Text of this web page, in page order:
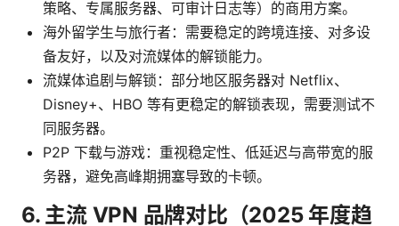
策略、专属服务器、可审计日志等）的商用方案。
海外留学生与旅行者：需要稳定的跨境连接、对多设
备友好，以及对流媒体的解锁能力。
流媒体追剧与解锁：部分地区服务器对 Netflix、
Disney+、HBO 等有更稳定的解锁表现，需要测试不
同服务器。
P2P 下载与游戏：重视稳定性、低延迟与高带宽的服
务器，避免高峰期拥塞导致的卡顿。
6. 主流 VPN 品牌对比（2025 年度趋